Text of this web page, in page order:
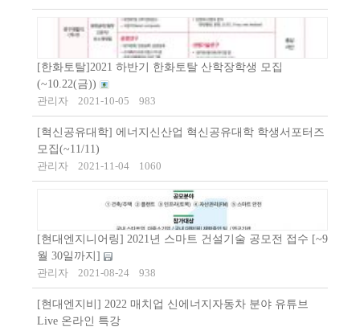
[한화토탈]2021 하반기 한화토탈 산학장학생 모집
(~10.22(금))
관리자
2021-10-05 983
[혁신공유대학] 에너지신산업 혁신공유대학 학생서포터즈
모집(~11/11)
관리자
2021-11-04 1060
[현대엔지니어링] 2021년 스마트 건설기술 공모전 접수 [~9
월 30일까지]
관리자
2021-08-24 938
[현대엔지비] 2022 매치업 신에너지자동차 분야 유튜브
Live 온라인 특강